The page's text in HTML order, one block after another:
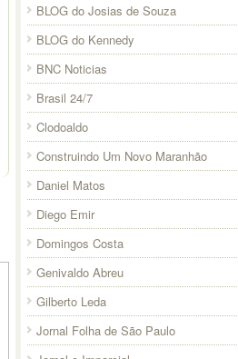
BLOG do Josias de Souza
BLOG do Kennedy
BNC Noticias
Brasil 24/7
Clodoaldo
Construindo Um Novo Maranhão
Daniel Matos
Diego Emir
Domingos Costa
Genivaldo Abreu
Gilberto Leda
Jornal Folha de São Paulo